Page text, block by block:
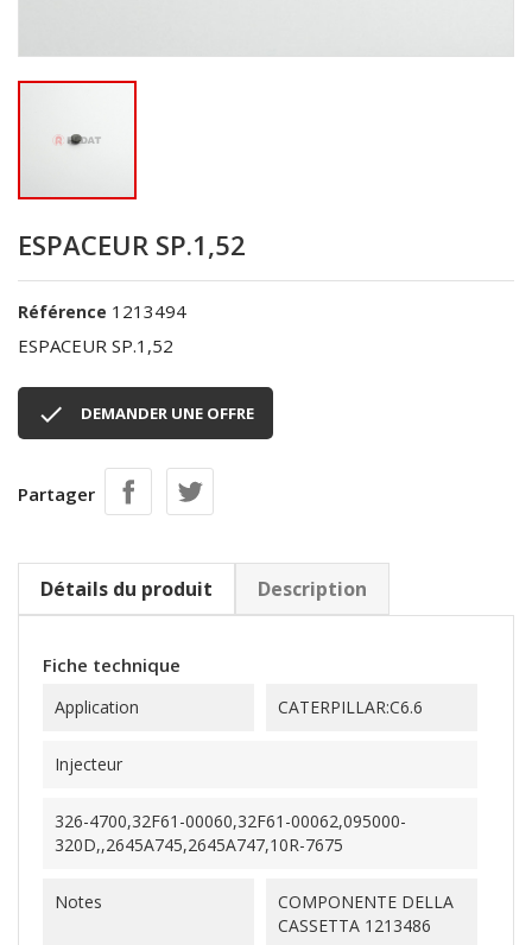
ESPACEUR SP.1,52
Référence 1213494
ESPACEUR SP.1,52
 DEMANDER UNE OFFRE
Partager
Détails du produit Description
Fiche technique
Application CATERPILLAR:C6.6
Injecteur
326-4700,32F61-00060,32F61-00062,095000-
320D,,2645A745,2645A747,10R-7675
Notes
COMPONENTE DELLA
CASSETTA 1213486